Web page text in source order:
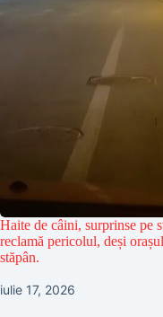
Haite de câini, surprinse pe
reclamă pericolul, deși
stăpân.
iulie 17, 2026